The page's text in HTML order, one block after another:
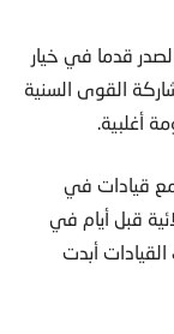
قدما في خيار
القوى السنية
أغلبية.
مع قيادات في
قبل أيام في
أبدت